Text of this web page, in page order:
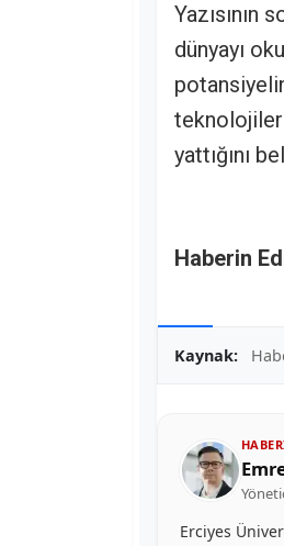
Yazısının
dünyayı
yattığını
Haberin
Kaynak:
Erciyes